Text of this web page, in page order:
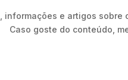
e artigos
Caso goste do conteúdo,